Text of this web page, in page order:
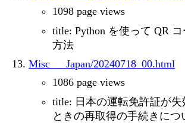
1098 page views
title: Python を使って QR
方法
Misc___Japan/20240718_00.html
1086 page views
title: 日本の運転免許証が失
ときの再取得の手続きにつ